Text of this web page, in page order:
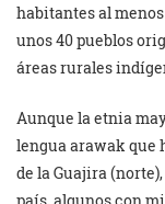
habitantes al
unos 40 pueblos
áreas rurales
Aunque la etnia
lengua arawak que
de la Guajira
país, algunos con